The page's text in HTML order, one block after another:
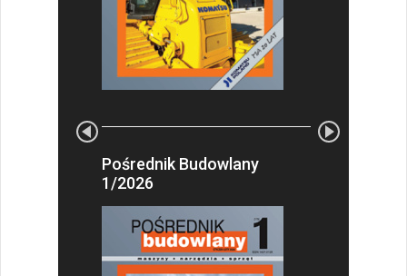
Pośrednik Budowlany
1/2026